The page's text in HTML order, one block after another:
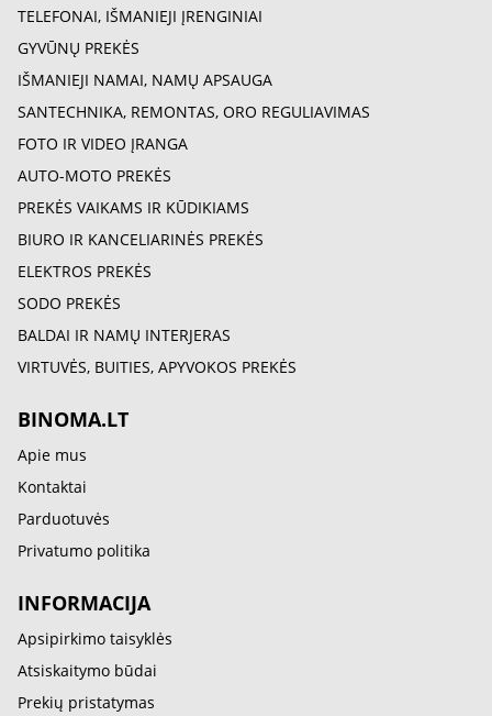
TELEFONAI, IŠMANIEJI ĮRENGINIAI
GYVŪNŲ PREKĖS
IŠMANIEJI NAMAI, NAMŲ APSAUGA
SANTECHNIKA, REMONTAS, ORO REGULIAVIMAS
FOTO IR VIDEO ĮRANGA
AUTO-MOTO PREKĖS
PREKĖS VAIKAMS IR KŪDIKIAMS
BIURO IR KANCELIARINĖS PREKĖS
ELEKTROS PREKĖS
SODO PREKĖS
BALDAI IR NAMŲ INTERJERAS
VIRTUVĖS, BUITIES, APYVOKOS PREKĖS
BINOMA.LT
Apie mus
Kontaktai
Parduotuvės
Privatumo politika
INFORMACIJA
Apsipirkimo taisyklės
Atsiskaitymo būdai
Prekių pristatymas